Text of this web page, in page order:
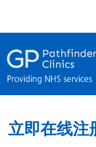
立即在线注